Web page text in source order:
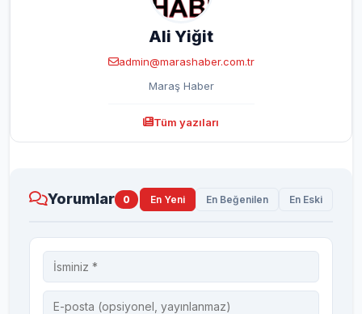
Ali Yiğit
admin@marashaber.com.tr
Maraş Haber
Tüm yazıları
Yorumlar 0 En Yeni En Beğenilen En Eski